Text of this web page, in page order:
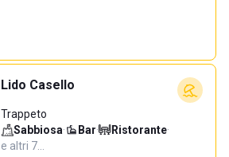
Lido Casello
Trappeto
Sabbiosa· Bar· Ristorante·
e altri 7…